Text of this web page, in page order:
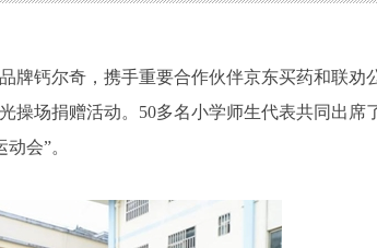
牌钙尔奇，携手重要合作伙伴京东买药和联劝
操场捐赠活动。50多名小学师生代表共同出席
会”。